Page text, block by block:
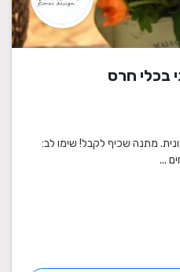
בכלי חרס
מתנה שכיף לקבל! שימו לב:
...